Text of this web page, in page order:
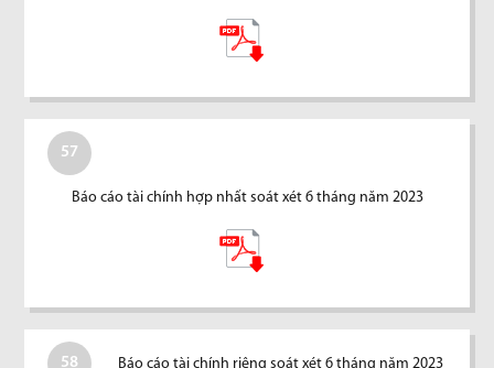
57
Báo cáo tài chính hợp nhất soát xét 6 tháng năm 2023
58 Báo cáo tài chính riêng soát xét 6 tháng năm 2023